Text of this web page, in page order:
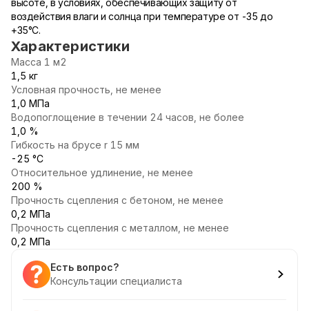
высоте, в условиях, обеспечивающих защиту от
воздействия влаги и солнца при температуре от -35 до
+35°С.
Характеристики
Масса 1 м2
1,5 кг
Условная прочность, не менее
1,0 МПа
Водопоглощение в течении 24 часов, не более
1,0 %
Гибкость на брусе r 15 мм
-25 °С
Относительное удлинение, не менее
200 %
Прочность сцепления с бетоном, не менее
0,2 МПа
Прочность сцепления с металлом, не менее
0,2 МПа
Есть вопрос?
Консультации специалиста